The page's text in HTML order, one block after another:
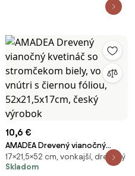
10,6 €
AMADEA Drevený vianočný
kvetináč so stromčekom biely,
vo vnútri s čiernou fóliou,
17×21,5×52 cm, vonkajší, drevený
Skladom